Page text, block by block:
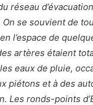
réseau
On se souvient de
l’espace de
artères étaient
eaux de pluie,
piétons et à des
Les ronds-points